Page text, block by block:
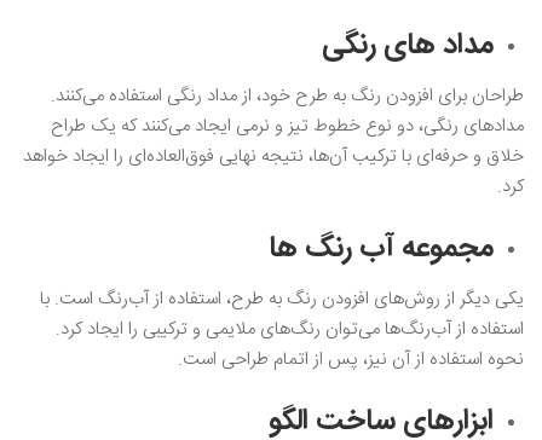
مداد های رنگی
طراحان برای افزودن رنگ به طرح خود، از مداد رنگی استفاده می‌کنند.
مدادهای رنگی، دو نوع خطوط تیز و نرمی ایجاد می‌کنند که یک طراح
خلاق و حرفه‌ای با ترکیب آن‌ها، نتیجه نهایی فوق‌العاده‌ای را ایجاد خواهد
کرد.
مجموعه آب‌ رنگ ‌ها
یکی دیگر از روش‌های افزودن رنگ به طرح، استفاده از آب‌رنگ است. با
استفاده از آب‌رنگ‌ها می‌توان رنگ‌های ملایمی و ترکیبی را ایجاد کرد.
نحوه استفاده از آن نیز، پس از اتمام طراحی است.
ابزارهای ساخت الگو